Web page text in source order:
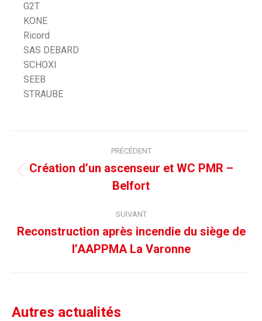
G2T
KONE
Ricord
SAS DEBARD
SCHOXI
SEEB
STRAUBE
article
PRÉCÉDENT
précédent
Création d’un ascenseur et WC PMR –
Belfort
SUIVANT
suivant
Reconstruction après incendie du siège de
l’AAPPMA La Varonne
Autres actualités